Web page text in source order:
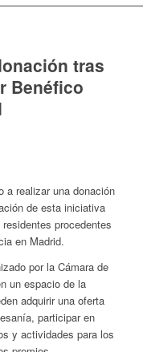
tras
Benéfico
a realizar una donación
de esta iniciativa
procedentes
en Madrid.
por la Cámara de
un espacio de la
adquirir una oferta
participar en
y actividades para los